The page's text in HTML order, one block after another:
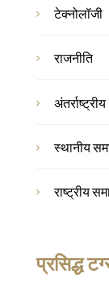
टेक्नोलॉजी
राजनीति
अंतर्राष्ट्रीय
स्थानीय
राष्ट्रीय
प्रसिद्ध